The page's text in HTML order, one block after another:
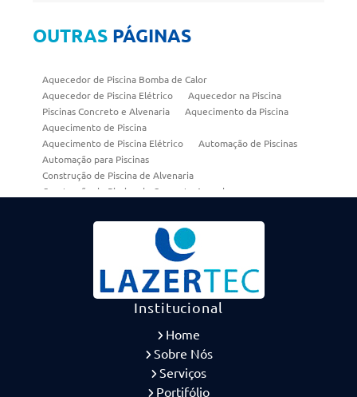
OUTRAS PÁGINAS
Aquecedor de Piscina Bomba de Calor
Aquecedor de Piscina Elétrico
Aquecedor na Piscina
Piscinas Concreto e Alvenaria
Aquecimento da Piscina
Aquecimento de Piscina
Aquecimento de Piscina Elétrico
Automação de Piscinas
Automação para Piscinas
Construção de Piscina de Alvenaria
Construção de Piscina de Concreto Armado
Construtora de Piscina de Concreto
Consultoria Piscina
Empresa de Piscina de Alvenaria
Empresa de Piscina de Concreto Armado
Empresa de Piscinas
Empresa Especializada em Construção de Piscina
Equipamentos Piscina
Melhor Piscina
Piscina Concreto Armado
Piscina de Alvenaria Moderna
Piscina de Alvenaria Projeto
Institucional
Home
Sobre Nós
Serviços
Portifólio